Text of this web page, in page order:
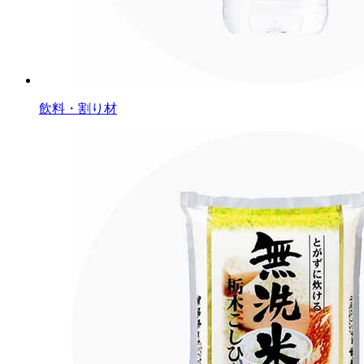
飲料・割り材